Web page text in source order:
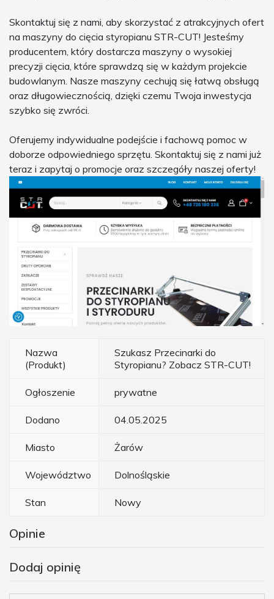
Skontaktuj się z nami, aby skorzystać z atrakcyjnych ofert
na maszyny do cięcia styropianu STR-CUT! Jesteśmy
producentem, który dostarcza maszyny o wysokiej
precyzji cięcia, które sprawdzą się w każdym projekcie
budowlanym. Nasze maszyny cechują się łatwą obsługą
oraz długowiecznością, dzięki czemu Twoja inwestycja
szybko się zwróci.
Oferujemy indywidualne podejście i fachową pomoc w
doborze odpowiedniego sprzętu. Skontaktuj się z nami już
teraz i zapytaj o promocje oraz szczegóły naszej oferty!
Nazwa
(Produkt)
Szukasz Przecinarki do
Styropianu? Zobacz STR-CUT!
Ogłoszenie prywatne
Dodano 04.05.2025
Miasto Żarów
Województwo Dolnośląskie
Stan Nowy
Opinie
Dodaj opinię